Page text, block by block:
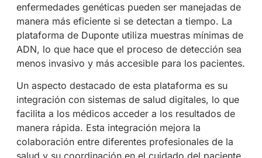
enfermedades genéticas pueden ser manejadas de
manera más eficiente si se detectan a tiempo. La
plataforma de Duponte utiliza muestras mínimas de
ADN, lo que hace que el proceso de detección sea
menos invasivo y más accesible para los pacientes.
Un aspecto destacado de esta plataforma es su
integración con sistemas de salud digitales, lo que
facilita a los médicos acceder a los resultados de
manera rápida. Esta integración mejora la
colaboración entre diferentes profesionales de la
salud y su coordinación en el cuidado del paciente,